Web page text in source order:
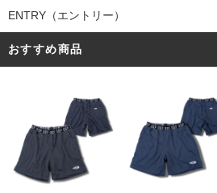
ENTRY（エントリー）
おすすめ商品